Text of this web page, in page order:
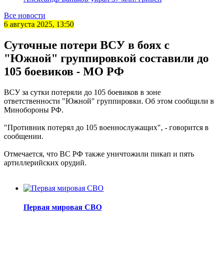
Все новости
6 августа 2025, 13:50
Суточные потери ВСУ в боях с
"Южной" группировкой составили до
105 боевиков - МО РФ
ВСУ за сутки потеряли до 105 боевиков в зоне
ответственности "Южной" группировки. Об этом сообщили в
Минобороны РФ.
"Противник потерял до 105 военнослужащих", - говорится в
сообщении.
Отмечается, что ВС РФ также уничтожили пикап и пять
артиллерийских орудий.
Первая мировая СВО